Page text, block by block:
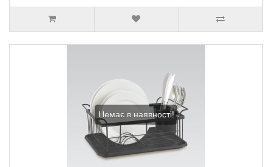
Немає в наявності!